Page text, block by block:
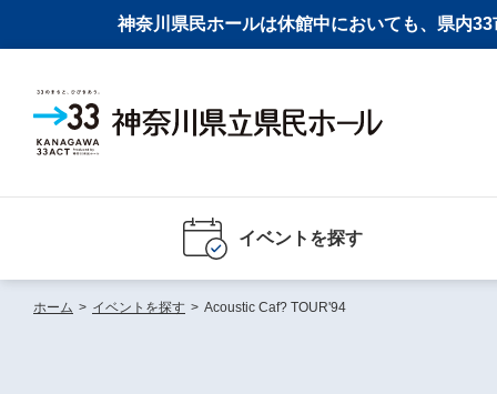
神奈川県民ホールは休館中においても、県内
イベントを探す
ホーム > イベントを探す > Acoustic Caf? TOUR'94